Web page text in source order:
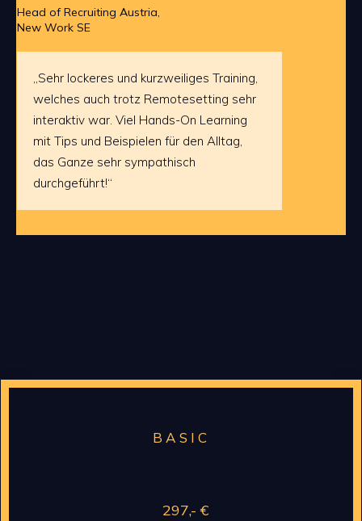
Head of Recruiting Austria,
New Work SE
„Sehr lockeres und kurzweiliges Training,
welches auch trotz Remotesetting sehr
interaktiv war. Viel Hands-On Learning
mit Tips und Beispielen für den Alltag,
das Ganze sehr sympathisch
durchgeführt!“
BASIC
297,- €